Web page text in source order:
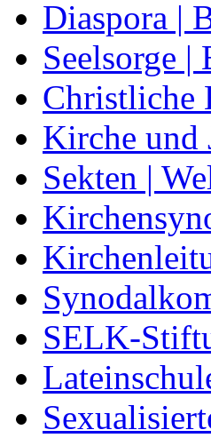
Diaspora |
Seelsorge |
Christliche
Kirche und
Sekten |
SELK-